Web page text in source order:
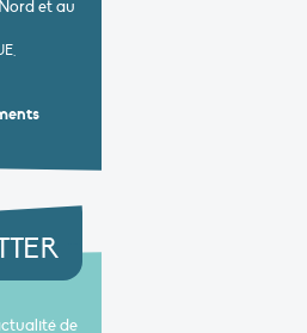
et au
de